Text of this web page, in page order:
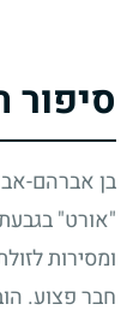
סיפור
בן אברהם-
"אורט"
ומסירות
חבר פצוע.